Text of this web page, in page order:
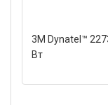
3M Dynatel™
Вт